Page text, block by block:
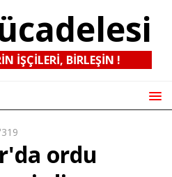
IŞÇILERI, BIRLEŞIN !
ordu